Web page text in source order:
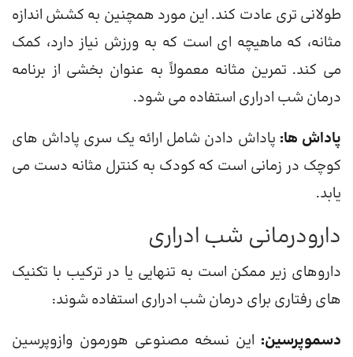
طولانی تری عادت کند. این مورد همچنین به کشش اندازه
مثانه، که ماهیچه ای است که به ورزش نیاز دارد، کمک
می کند. تمرین مثانه معمولاً به عنوان بخشی از برنامه
درمان شب ادراری استفاده می شود.
پاداش ها: پاداش دادن شامل ارائه یک سری پاداش های
کوچک در زمانی است که کودک به کنترل مثانه دست می
یابد.
دارودرمانی شب ادراری
داروهای زیر ممکن است به تنهایی یا در ترکیب با تکنیک
های رفتاری برای درمان شب ادراری استفاده شوند:
دسموپرسین: این نسخه مصنوعی هورمون وازوپرسین